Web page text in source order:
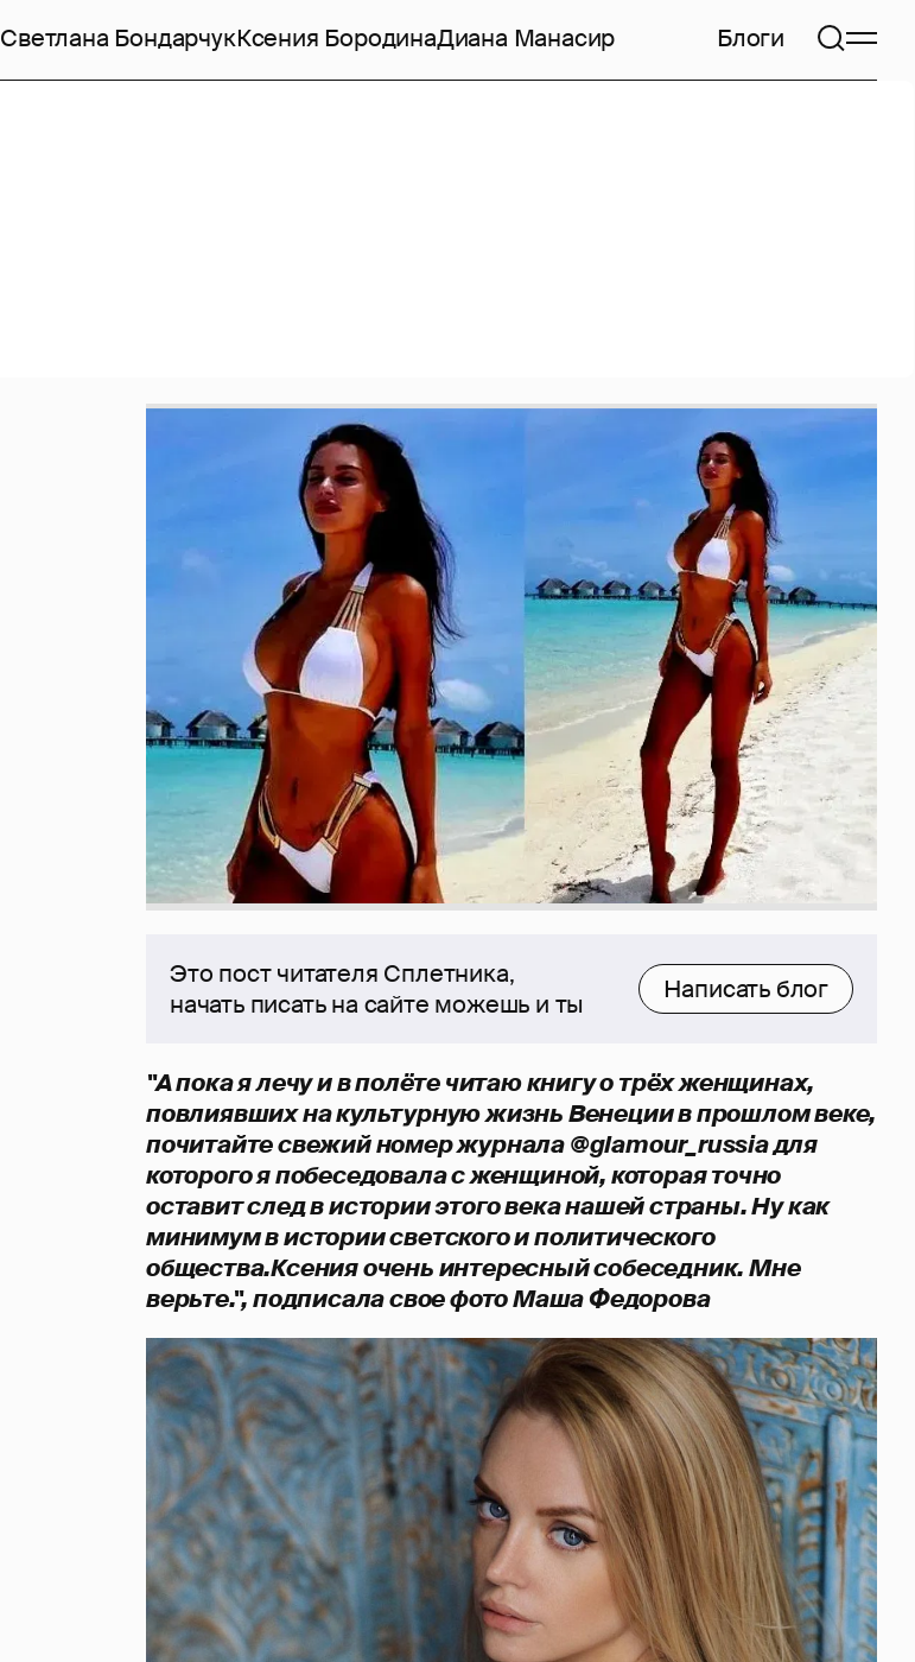
Светлана БондарчукКсения БородинаДиана Манасир Блоги
Это пост читателя Сплетника,
начать писать на сайте можешь и ты
Написать блог
"А пока я лечу и в полёте читаю книгу о трёх женщинах,
повлиявших на культурную жизнь Венеции в прошлом веке,
почитайте свежий номер журнала @glamour_russia для
которого я побеседовала с женщиной, которая точно
оставит след в истории этого века нашей страны. Ну как
минимум в истории светского и политического
общества.Ксения очень интересный собеседник. Мне
верьте.", подписала свое фото Маша Федорова